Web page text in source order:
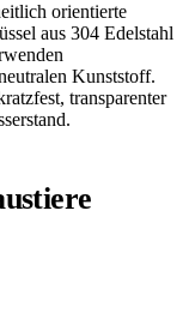
orientierte
aus 304 Edelstahl
Kunststoff.
transparenter